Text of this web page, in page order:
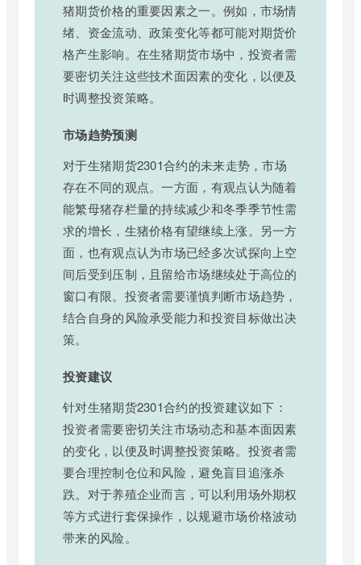
猪期货价格的重要因素之一。例如，市场情
绪、资金流动、政策变化等都可能对期货价
格产生影响。在生猪期货市场中，投资者需
要密切关注这些技术面因素的变化，以便及
时调整投资策略。
市场趋势预测
对于生猪期货2301合约的未来走势，市场
存在不同的观点。一方面，有观点认为随着
能繁母猪存栏量的持续减少和冬季季节性需
求的增长，生猪价格有望继续上涨。另一方
面，也有观点认为市场已经多次试探向上空
间后受到压制，且留给市场继续处于高位的
窗口有限。投资者需要谨慎判断市场趋势，
结合自身的风险承受能力和投资目标做出决
策。
投资建议
针对生猪期货2301合约的投资建议如下：
投资者需要密切关注市场动态和基本面因素
的变化，以便及时调整投资策略。投资者需
要合理控制仓位和风险，避免盲目追涨杀
跌。对于养殖企业而言，可以利用场外期权
等方式进行套保操作，以规避市场价格波动
带来的风险。